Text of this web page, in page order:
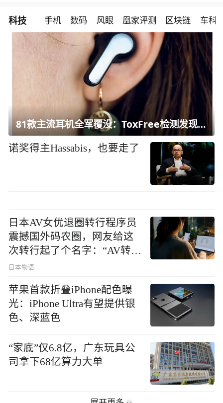
科技 手机 数码 风眼 凰家评测 区块链 车科
81款主流耳机全军覆没：ToxFree检测发现均含对人体有害化学物质
诺奖得主Hassabis，也要走了
日本AV女优退圈转行程序员
震撼国外码农圈，网友给这
次转行起了个名字：“AV转
码”
日本物语
苹果首款折叠iPhone配色曝
光：iPhone Ultra有望提供银
色、深蓝色
“家底”仅6.8亿，广东玩具公
司拿下68亿算力大单